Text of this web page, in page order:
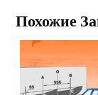
Похожие